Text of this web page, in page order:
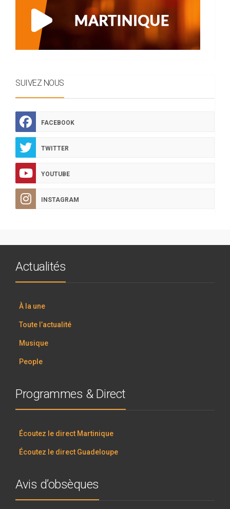
SUIVEZ NOUS
FACEBOOK
TWITTER
YOUTUBE
INSTAGRAM
Actualités
À la une
Toute l’actualité
Musique
People
Programmes & Direct
Écoutez le direct Martinique
Écoutez le direct Guadeloupe
Avis d’obsèques